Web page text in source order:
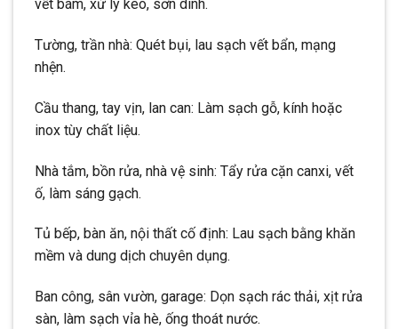
vết bám, xử lý keo, sơn dính.
Tường, trần nhà: Quét bụi, lau sạch vết bẩn, mạng
nhện.
Cầu thang, tay vịn, lan can: Làm sạch gỗ, kính hoặc
inox tùy chất liệu.
Nhà tắm, bồn rửa, nhà vệ sinh: Tẩy rửa cặn canxi, vết
ố, làm sáng gạch.
Tủ bếp, bàn ăn, nội thất cố định: Lau sạch bằng khăn
mềm và dung dịch chuyên dụng.
Ban công, sân vườn, garage: Dọn sạch rác thải, xịt rửa
sàn, làm sạch vỉa hè, ống thoát nước.